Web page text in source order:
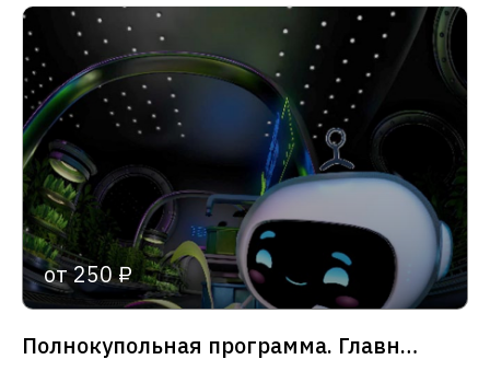
от 250 ₽
Полнокупольная программа. Главное чудо Вселенной